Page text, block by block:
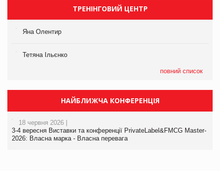
ТРЕНІНГОВИЙ ЦЕНТР
Яна Олентир
Тетяна Ільєнко
повний список
НАЙБЛИЖЧА КОНФЕРЕНЦІЯ
18 червня 2026 |
3-4 вересня Виставки та конференції PrivateLabel&FMCG Master-
2026: Власна марка - Власна перевага